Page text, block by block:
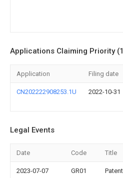
Applications Claiming Priority
Application Filing date
CN202222908253.1U 2022-10-31
Legal Events
Date Code Title
2023-07-07 GR01